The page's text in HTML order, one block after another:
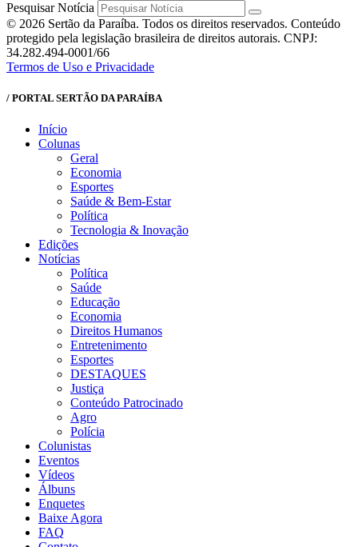
Pesquisar Notícia
© 2026 Sertão da Paraíba. Todos os direitos reservados. Conteúdo
protegido pela legislação brasileira de direitos autorais. CNPJ:
34.282.494-0001/66
Termos de Uso e Privacidade
/ PORTAL SERTÃO DA PARAÍBA
Início
Colunas
Geral
Economia
Esportes
Saúde & Bem-Estar
Política
Tecnologia & Inovação
Edições
Notícias
Política
Saúde
Educação
Economia
Direitos Humanos
Entretenimento
Esportes
DESTAQUES
Justiça
Conteúdo Patrocinado
Agro
Polícia
Colunistas
Eventos
Vídeos
Álbuns
Enquetes
Baixe Agora
FAQ